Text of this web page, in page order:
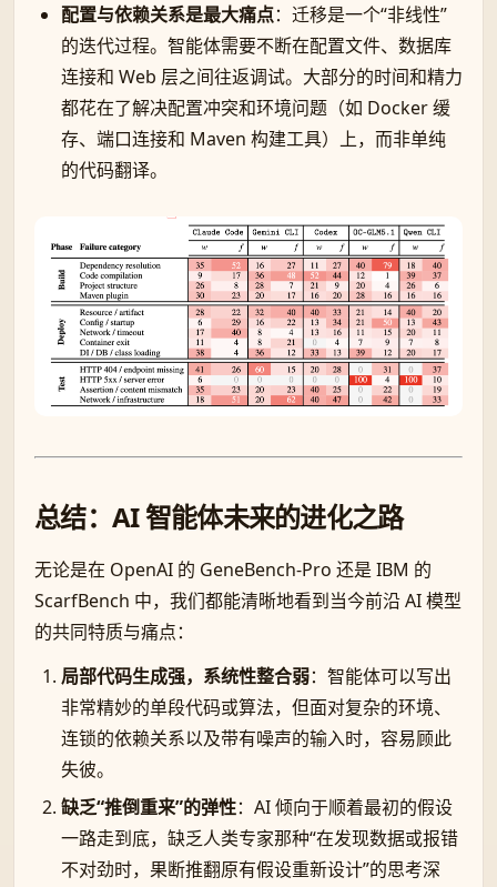
配置与依赖关系是最大痛点：迁移是一个“非线性”
的迭代过程。智能体需要不断在配置文件、数据库
连接和 Web 层之间往返调试。大部分的时间和精力
都花在了解决配置冲突和环境问题（如 Docker 缓
存、端口连接和 Maven 构建工具）上，而非单纯
的代码翻译。
总结：AI 智能体未来的进化之路
无论是在 OpenAI 的 GeneBench-Pro 还是 IBM 的
ScarfBench 中，我们都能清晰地看到当今前沿 AI 模型
的共同特质与痛点：
局部代码生成强，系统性整合弱：智能体可以写出
非常精妙的单段代码或算法，但面对复杂的环境、
连锁的依赖关系以及带有噪声的输入时，容易顾此
失彼。
缺乏“推倒重来”的弹性：AI 倾向于顺着最初的假设
一路走到底，缺乏人类专家那种“在发现数据或报错
不对劲时，果断推翻原有假设重新设计”的思考深